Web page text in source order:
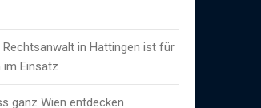
Rechtsanwalt in Hattingen ist für
im Einsatz
ganz Wien entdecken